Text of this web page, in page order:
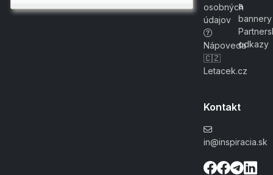
osobných
údajov
Nápoveda
🇨🇿
Letacek.cz
a
bannery
odkazy
Kontakt
in@inspiracia.sk